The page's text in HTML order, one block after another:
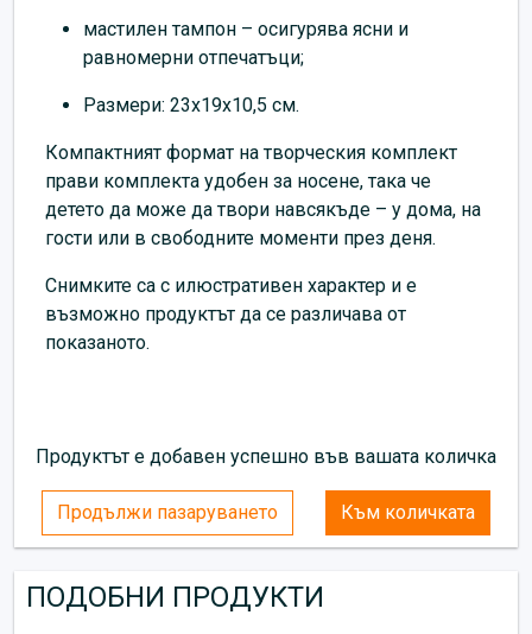
мастилен тампон – осигурява ясни и
равномерни отпечатъци;
Размери: 23x19x10,5 см.
Компактният формат на творческия комплект
прави комплекта удобен за носене, така че
детето да може да твори навсякъде – у дома, на
гости или в свободните моменти през деня.
Снимките са с илюстративен характер и е
възможно продуктът да се различава от
показаното.
Продуктът е добавен успешно във вашата количка
Продължи пазаруването Към количката
ПОДОБНИ ПРОДУКТИ